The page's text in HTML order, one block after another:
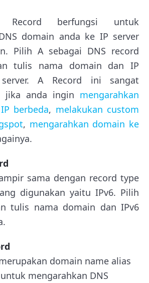
Record berfungsi untuk
domain anda ke IP server
Pilih A sebagai DNS record
tulis nama domain dan IP
A Record ini sangat
jika anda ingin mengarahkan
berbeda, melakukan custom
, mengarahkan domain ke
sama dengan record type
digunakan yaitu IPv6. Pilih
tulis nama domain dan IPv6
domain name alias
mengarahkan DNS